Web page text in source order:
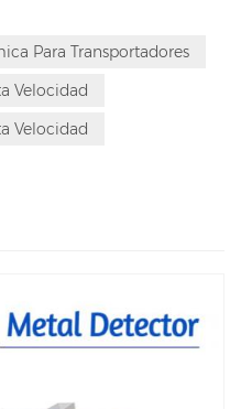
de baja calidad,
producto. Con una
controladora de peso
Para Transportadores
Velocidad
Velocidad